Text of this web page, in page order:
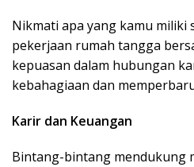
Nikmati apa yang kamu miliki
pekerjaan rumah tangga
kepuasan dalam hubungan
kebahagiaan dan
Karir dan Keuangan
Bintang-bintang mendukung